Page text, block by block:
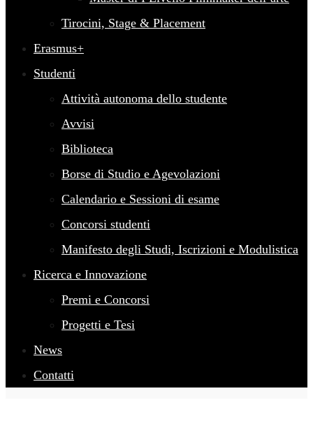
Tirocini, Stage & Placement
Erasmus+
Studenti
Attività autonoma dello studente
Avvisi
Biblioteca
Borse di Studio e Agevolazioni
Calendario e Sessioni di esame
Concorsi studenti
Manifesto degli Studi, Iscrizioni e Modulistica
Ricerca e Innovazione
Premi e Concorsi
Progetti e Tesi
News
Contatti